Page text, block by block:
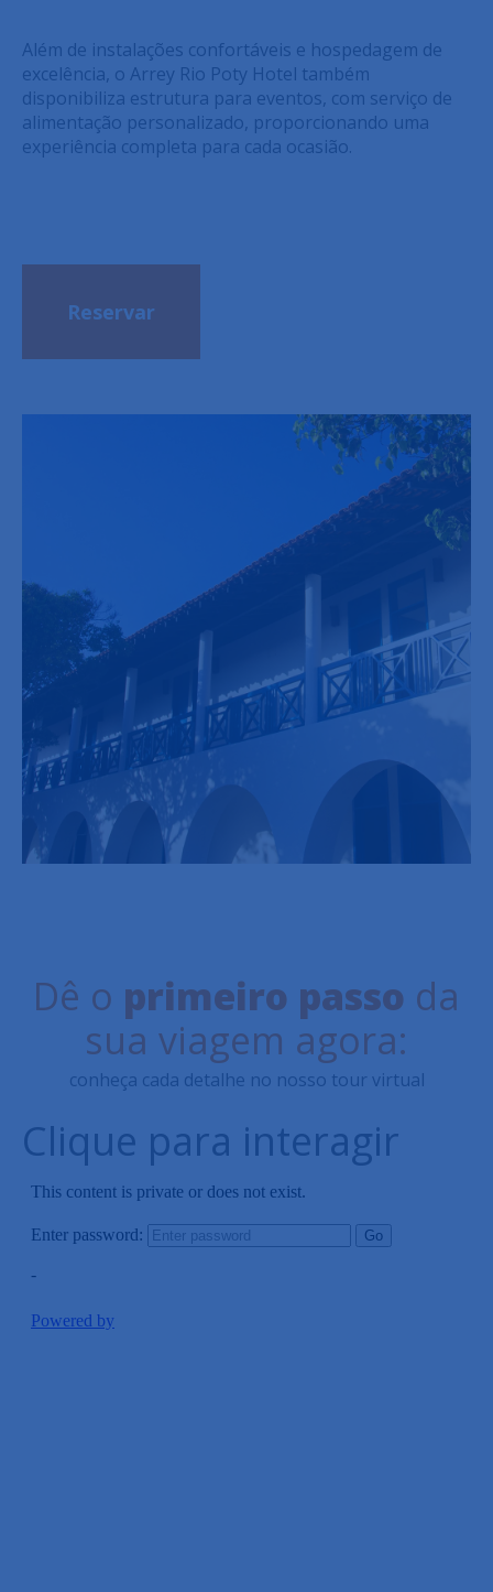
Além de instalações confortáveis e hospedagem de
excelência, o Arrey Rio Poty Hotel também
disponibiliza estrutura para eventos, com serviço de
alimentação personalizado, proporcionando uma
experiência completa para cada ocasião.
Reservar
Dê o primeiro passo da
sua viagem agora:
conheça cada detalhe no nosso tour virtual
Clique para interagir